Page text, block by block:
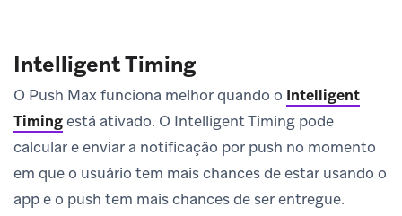
Intelligent Timing
O Push Max funciona melhor quando o Intelligent
Timingestá ativado. O Intelligent Timing pode
calcular e enviar a notificação por push no momento
em que o usuário tem mais chances de estar usando o
app e o push tem mais chances de ser entregue.